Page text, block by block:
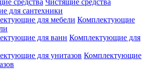
Чистящие средства
для сантехники
Комплектующие
Комплектующие для
Комплектующие